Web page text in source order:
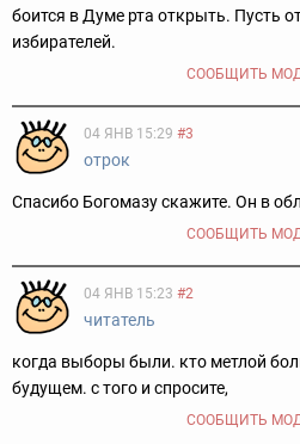
боится в Думе рта открыть. Пусть
избирателей.
СООБЩИТЬ
04 ЯНВ 15:29 #3
отрок
Спасибо Богомазу скажите. Он в
СООБЩИТЬ
04 ЯНВ 15:23 #2
читатель
когда выборы были. кто метлой
будущем. с того и спросите,
СООБЩИТЬ